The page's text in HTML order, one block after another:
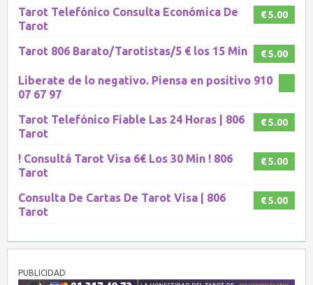
€ 5.00
Tarot Telefónico Consulta Económica De
Tarot
€ 5.00
Tarot 806 Barato/Tarotistas/5 € los 15 Min
Liberate de lo negativo. Piensa en positivo 910
07 67 97
€ 5.00
Tarot Telefónico Fiable Las 24 Horas | 806
Tarot
€ 5.00
! Consultá Tarot Visa 6€ Los 30 Min ! 806
Tarot
€ 5.00
Consulta De Cartas De Tarot Visa | 806
Tarot
PUBLICIDAD